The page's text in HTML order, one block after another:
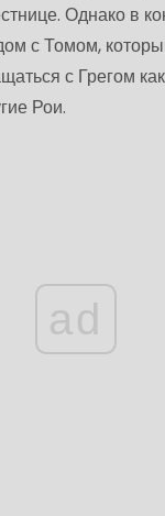
Однако в
с Томом,
с Грегом
Рои.
ad